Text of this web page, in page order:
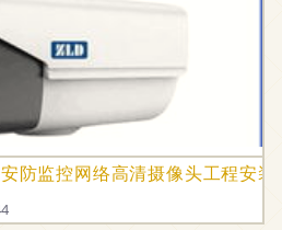
防监控网络高清摄像头工程安